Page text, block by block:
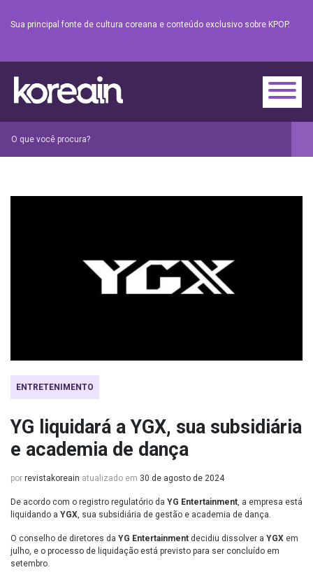
Sua principal fonte de cultura coreana e conteúdo exclusivo sobre KPOP.
ENTRETENIMENTO
YG liquidará a YGX, sua subsidiária
e academia de dança
por revistakoreain atualizado em 30 de agosto de 2024
De acordo com o registro regulatório da YG Entertainment, a empresa está
liquidando a YGX, sua subsidiária de gestão e academia de dança.
O conselho de diretores da YG Entertainment decidiu dissolver a YGX em
julho, e o processo de liquidação está previsto para ser concluído em
setembro.